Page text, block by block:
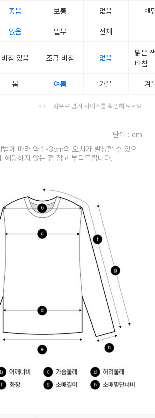
좋음 보통 없음 밴
없음 일부 전체
비침 있음 조금 비침 없음
밝은
비침
봄 여름 가을 겨
좌우로 넘겨 사이즈를 확인해 보세요
단위 : cm
법에 따라 약 1~3cm의 오차가 발생할 수 있으
해당하지 않는 점 참고 부탁드립니다.